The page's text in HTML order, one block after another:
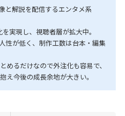
と解説を配信するエンタメ系
実現し、視聴者層が拡大中。
性が低く、制作工数は台本・編集
めるだけなので外注化も容易で、
え今後の成長余地が大きい。